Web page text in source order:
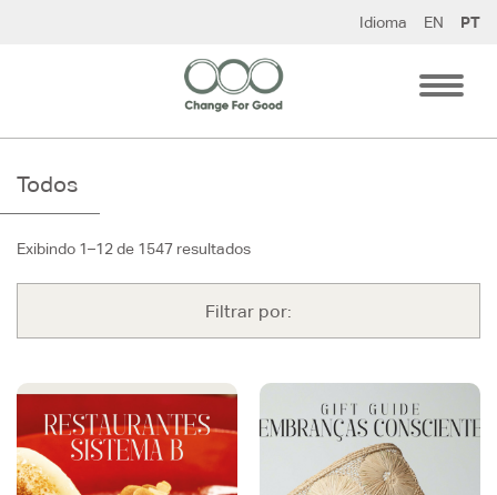
Idioma EN PT
Todos
Exibindo 1–12 de 1547 resultados
Filtrar por: